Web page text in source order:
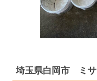
埼玉県白岡市 ミ